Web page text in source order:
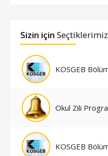
Sizin için Seçtiklerimiz
KOSGEB
Okul Zili
KOSGEB